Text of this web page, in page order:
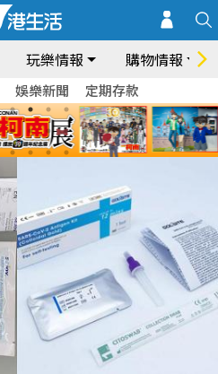
玩樂情報 購物情報
娛樂新聞 定期存款